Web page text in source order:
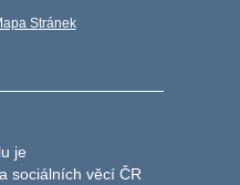
Stránek
je
sociálních věcí ČR